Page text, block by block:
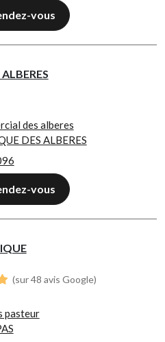
vous
des alberes
DES ALBERES
vous
(sur 48 avis Google)
pasteur